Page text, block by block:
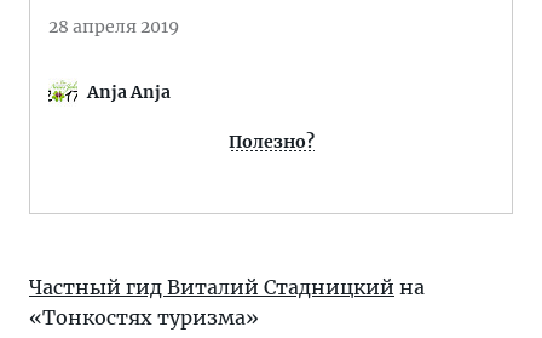
28 апреля 2019
Anja Anja
Полезно?
Частный гид Виталий Стадницкий на
«Тонкостях туризма»